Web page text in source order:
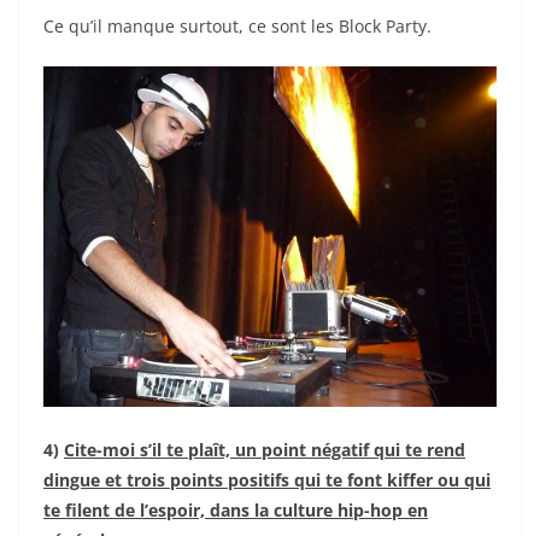
Ce qu’il manque surtout, ce sont les Block Party.
4) Cite-moi s’il te plaît, un point négatif qui te rend
dingue et trois points positifs qui te font kiffer ou qui
te filent de l’espoir, dans la culture hip-hop en